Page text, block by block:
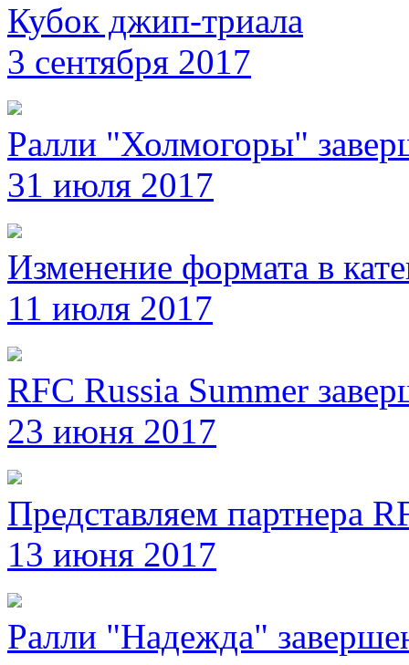
Кубок джип-триала
3 сентября 2017
Ралли "Холмогоры"
31 июля 2017
Изменение формата в
11 июля 2017
RFC Russia Summer
23 июня 2017
Представляем партнера
13 июня 2017
Ралли "Надежда"